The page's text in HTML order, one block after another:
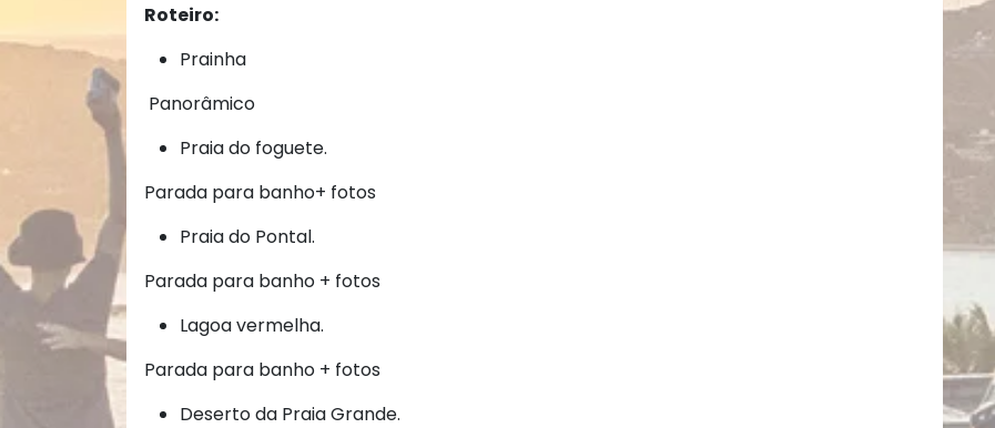
Roteiro:
Prainha
Panorâmico
Praia do foguete.
Parada para banho+ fotos
Praia do Pontal.
Parada para banho + fotos
Lagoa vermelha.
Parada para banho + fotos
Deserto da Praia Grande.